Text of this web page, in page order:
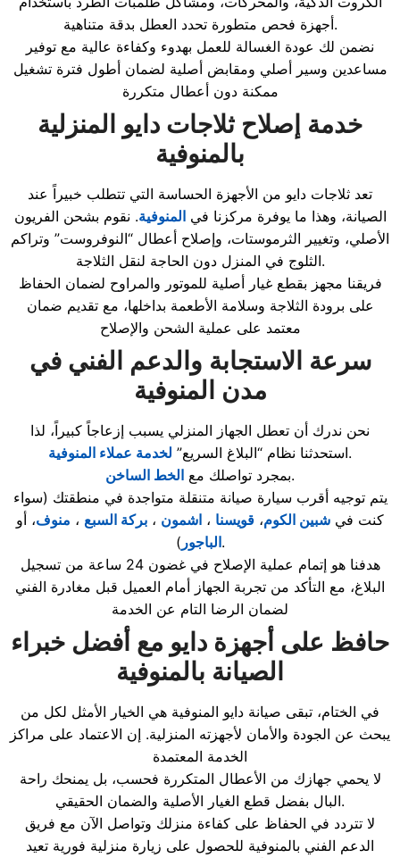
أجهزة فحص متطورة تحدد العطل بدقة متناهية.
نضمن لك عودة الغسالة للعمل بهدوء وكفاءة عالية مع توفير
مساعدين وسير أصلي ومقابض أصلية لضمان أطول فترة تشغيل
ممكنة دون أعطال متكررة
خدمة إصلاح ثلاجات دايو المنزلية
بالمنوفية
تعد ثلاجات دايو من الأجهزة الحساسة التي تتطلب خبيراً عند
الصيانة، وهذا ما يوفرة مركزنا فيالمنوفية. نقوم بشحن الفريون
الأصلي، وتغيير الثرموستات، وإصلاح أعطال “النوفروست” وتراكم
الثلوج في المنزل دون الحاجة لنقل الثلاجة.
فريقنا مجهز بقطع غيار أصلية للموتور والمراوح لضمان الحفاظ
على برودة الثلاجة وسلامة الأطعمة بداخلها، مع تقديم ضمان
معتمد على عملية الشحن والإصلاح
سرعة الاستجابة والدعم الفني في
مدن المنوفية
نحن ندرك أن تعطل الجهاز المنزلي يسبب إزعاجاً كبيراً، لذا
استحدثنا نظام “البلاغ السريع” لخدمة عملاء المنوفية
.
بمجرد تواصلك مع الخط الساخن
.
يتم توجيه أقرب سيارة صيانة متنقلة متواجدة في منطقتك (سواء
كنت في شبين الكوم، قويسنا ، اشمون ، بركة السبع ، منوف، أو
الباجور).
هدفنا هو إتمام عملية الإصلاح في غضون 24 ساعة من تسجيل
البلاغ، مع التأكد من تجربة الجهاز أمام العميل قبل مغادرة الفني
لضمان الرضا التام عن الخدمة
حافظ على أجهزة دايو مع أفضل خبراء
الصيانة بالمنوفية
في الختام، تبقى صيانة دايو المنوفية هي الخيار الأمثل لكل من
يبحث عن الجودة والأمان لأجهزته المنزلية. إن الاعتماد على مراكز
الخدمة المعتمدة
لا يحمي جهازك من الأعطال المتكررة فحسب، بل يمنحك راحة
البال بفضل قطع الغيار الأصلية والضمان الحقيقي.
لا تتردد في الحفاظ على كفاءة منزلك وتواصل الآن مع فريق
الدعم الفني بالمنوفية للحصول على زيارة منزلية فورية تعيد